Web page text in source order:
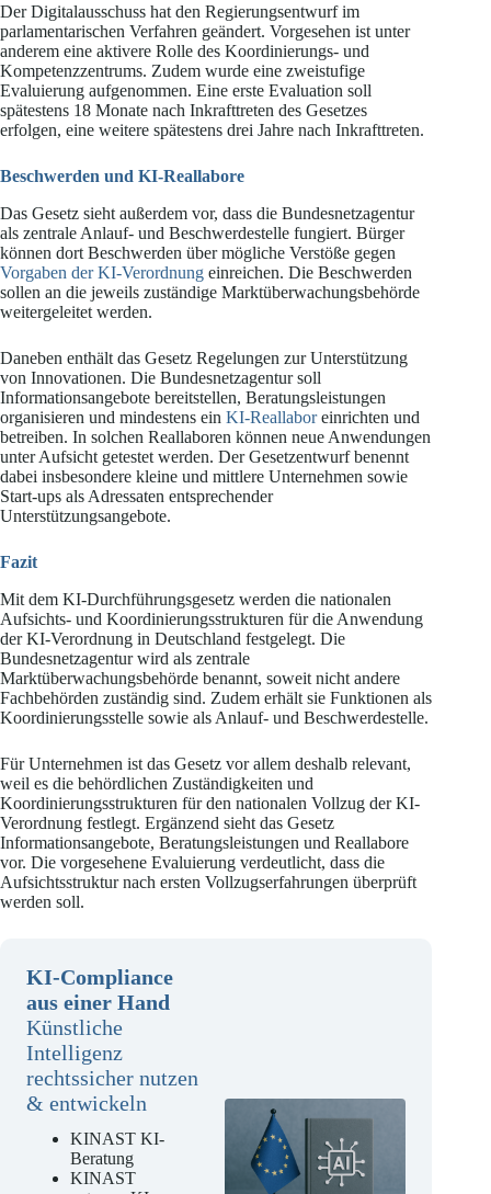
Der Digitalausschuss hat den Regierungsentwurf im
parlamentarischen Verfahren geändert. Vorgesehen ist unter
anderem eine aktivere Rolle des Koordinierungs- und
Kompetenzzentrums. Zudem wurde eine zweistufige
Evaluierung aufgenommen. Eine erste Evaluation soll
spätestens 18 Monate nach Inkrafttreten des Gesetzes
erfolgen, eine weitere spätestens drei Jahre nach Inkrafttreten.
Beschwerden und KI-Reallabore
Das Gesetz sieht außerdem vor, dass die Bundesnetzagentur
als zentrale Anlauf- und Beschwerdestelle fungiert. Bürger
können dort Beschwerden über mögliche Verstöße gegen
Vorgaben der KI-Verordnung einreichen. Die Beschwerden
sollen an die jeweils zuständige Marktüberwachungsbehörde
weitergeleitet werden.
Daneben enthält das Gesetz Regelungen zur Unterstützung
von Innovationen. Die Bundesnetzagentur soll
Informationsangebote bereitstellen, Beratungsleistungen
organisieren und mindestens ein KI-Reallaboreinrichten und
betreiben. In solchen Reallaboren können neue Anwendungen
unter Aufsicht getestet werden. Der Gesetzentwurf benennt
dabei insbesondere kleine und mittlere Unternehmen sowie
Start-ups als Adressaten entsprechender
Unterstützungsangebote.
Fazit
Mit dem KI-Durchführungsgesetz werden die nationalen
Aufsichts- und Koordinierungsstrukturen für die Anwendung
der KI-Verordnung in Deutschland festgelegt. Die
Bundesnetzagentur wird als zentrale
Marktüberwachungsbehörde benannt, soweit nicht andere
Fachbehörden zuständig sind. Zudem erhält sie Funktionen als
Koordinierungsstelle sowie als Anlauf- und Beschwerdestelle.
Für Unternehmen ist das Gesetz vor allem deshalb relevant,
weil es die behördlichen Zuständigkeiten und
Koordinierungsstrukturen für den nationalen Vollzug der KI-
Verordnung festlegt. Ergänzend sieht das Gesetz
Informationsangebote, Beratungsleistungen und Reallabore
vor. Die vorgesehene Evaluierung verdeutlicht, dass die
Aufsichtsstruktur nach ersten Vollzugserfahrungen überprüft
werden soll.
KI-Compliance
aus einer Hand
Künstliche
Intelligenz
rechtssicher nutzen
& entwickeln
KINAST KI-
Beratung
KINAST